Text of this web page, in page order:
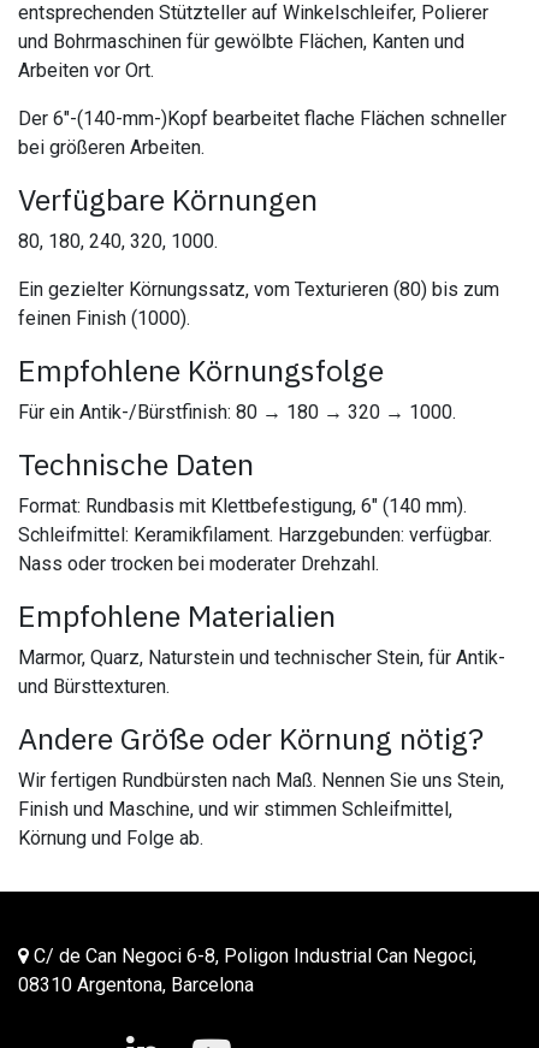
entsprechenden Stützteller auf Winkelschleifer, Polierer
und Bohrmaschinen für gewölbte Flächen, Kanten und
Arbeiten vor Ort.
Der 6"-(140-mm-)Kopf bearbeitet flache Flächen schneller
bei größeren Arbeiten.
Verfügbare Körnungen
80, 180, 240, 320, 1000.
Ein gezielter Körnungssatz, vom Texturieren (80) bis zum
feinen Finish (1000).
Empfohlene Körnungsfolge
Für ein Antik-/Bürstfinish: 80 → 180 → 320 → 1000.
Technische Daten
Format: Rundbasis mit Klettbefestigung, 6" (140 mm).
Schleifmittel: Keramikfilament. Harzgebunden: verfügbar.
Nass oder trocken bei moderater Drehzahl.
Empfohlene Materialien
Marmor, Quarz, Naturstein und technischer Stein, für Antik-
und Bürsttexturen.
Andere Größe oder Körnung nötig?
Wir fertigen Rundbürsten nach Maß. Nennen Sie uns Stein,
Finish und Maschine, und wir stimmen Schleifmittel,
Körnung und Folge ab.
C/ de Can Negoci 6-8, Poligon Industrial Can Negoci,
08310 Argentona, Barcelona